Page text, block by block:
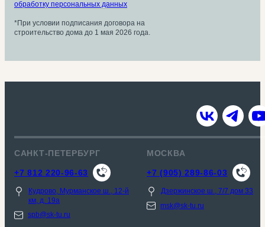
обработку персональных данных
*При условии подписания договора на
строительство дома до 1 мая 2026 года.
САНКТ-ПЕТЕРБУРГ
+7 812 220-96-63
Кудрово, Мурманское ш., 12-й
км, д. 19a
spb@sk-tu.ru
МОСКВА
+7 (905) 289-86-03
Дзержинское ш., 7/7 дом 33
msk@sk-tu.ru